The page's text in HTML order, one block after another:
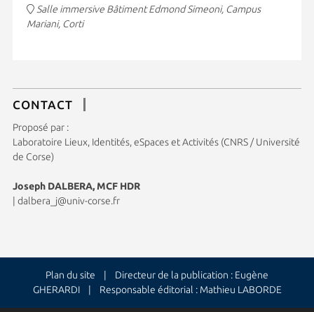
Salle immersive Bâtiment Edmond Simeoni, Campus
Mariani, Corti
CONTACT
Proposé par :
Laboratoire Lieux, Identités, eSpaces et Activités (CNRS / Université
de Corse)
Joseph DALBERA, MCF HDR
dalbera_j@univ-corse.fr
Plan du site | Directeur de la publication : Eugène
GHERARDI | Responsable éditorial : Mathieu LABORDE